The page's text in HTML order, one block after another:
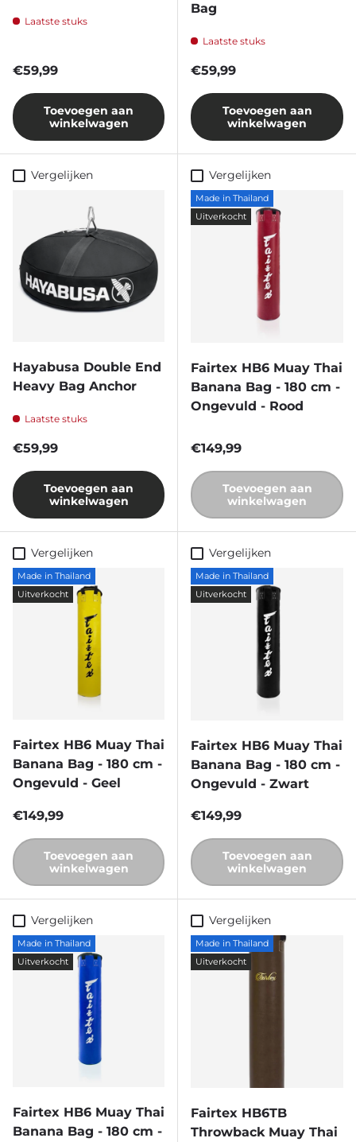
Laatste stuks
Reguliere prijs
€59,99
Toevoegen aan
winkelwagen
Bag
Laatste stuks
Reguliere prijs
€59,99
Toevoegen aan
winkelwagen
Vergelijken
Hayabusa Double End
Heavy Bag Anchor
Laatste stuks
Reguliere prijs
€59,99
Toevoegen aan
winkelwagen
Vergelijken
Made in Thailand
Uitverkocht
Fairtex HB6 Muay Thai
Banana Bag - 180 cm -
Ongevuld - Rood
Reguliere prijs
€149,99
Toevoegen aan
winkelwagen
Vergelijken
Made in Thailand
Uitverkocht
Fairtex HB6 Muay Thai
Banana Bag - 180 cm -
Ongevuld - Geel
Reguliere prijs
€149,99
Toevoegen aan
winkelwagen
Vergelijken
Made in Thailand
Uitverkocht
Fairtex HB6 Muay Thai
Banana Bag - 180 cm -
Ongevuld - Zwart
Reguliere prijs
€149,99
Toevoegen aan
winkelwagen
Vergelijken
Made in Thailand
Uitverkocht
Fairtex HB6 Muay Thai
Banana Bag - 180 cm -
Vergelijken
Made in Thailand
Uitverkocht
Fairtex HB6TB
Throwback Muay Thai